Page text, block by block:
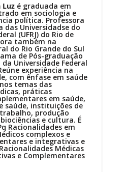
Luzé graduada em
em sociologia e
política. Professora
Universidadse do
(UFRJ) do Rio de
também na
do Rio Grande do Sul
de Pós-graduação
Universidade Federal
experiência na
com ênfase em saúde
temas das
práticas
em saúde,
saúde, instituições de
produção
e cultura. É
Racionalidades em
complexos e
e integrativas e
Médicas
e Complementares